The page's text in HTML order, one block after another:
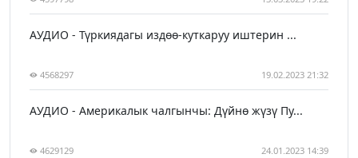
АУДИО - Түркиядагы издөө-куткаруу иштерин ...
4568297 19.02.2023 21:32
АУДИО - Америкалык чалгынчы: Дүйнө жүзү Пу...
4629129 24.01.2023 14:39